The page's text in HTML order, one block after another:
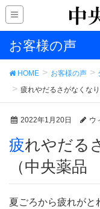
お客様の声
HOME お客様の声
疲れやだるさがなくな
2022年1月20日 ウ
疲れやだるさがなくなりました
（中央薬品
夏ごろから疲れがと